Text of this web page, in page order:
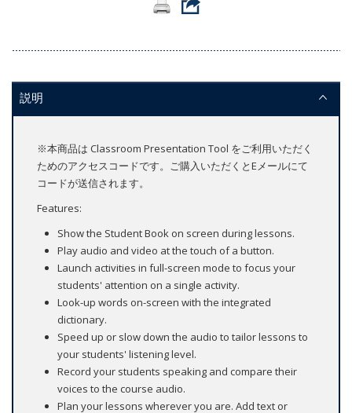
説明
※本商品は Classroom Presentation Tool をご利用いただく
ためのアクセスコードです。ご購入いただくとEメールにて
コードが送信されます。
Features:
Show the Student Book on screen during lessons.
Play audio and video at the touch of a button.
Launch activities in full-screen mode to focus your
students' attention on a single activity.
Look-up words on-screen with the integrated
dictionary.
Speed up or slow down the audio to tailor lessons to
your students' listening level.
Record your students speaking and compare their
voices to the course audio.
Plan your lessons wherever you are. Add text or